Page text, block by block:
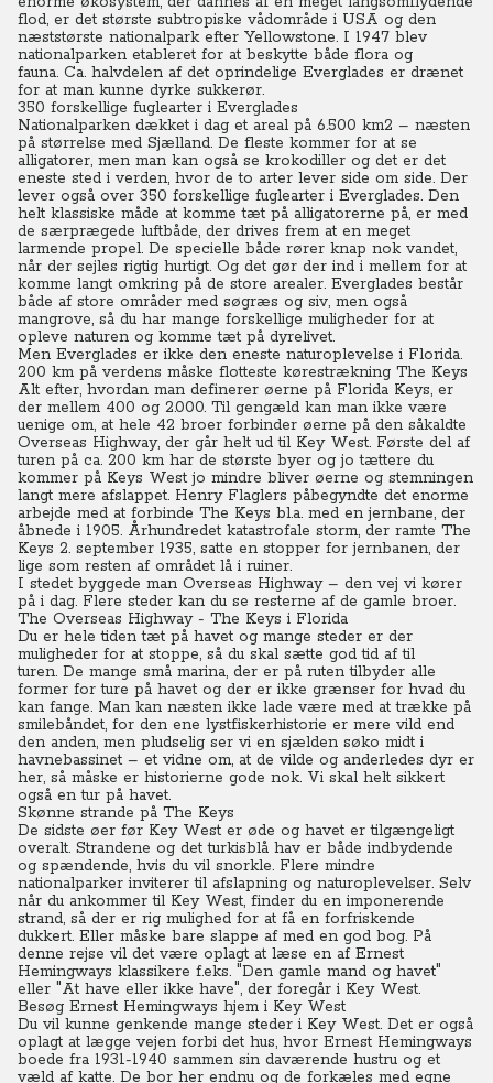
flod, er det største subtropiske vådområde i USA og den
næststørste nationalpark efter Yellowstone. I 1947 blev
nationalparken etableret for at beskytte både flora og
fauna. Ca. halvdelen af det oprindelige Everglades er drænet
for at man kunne dyrke sukkerør.
350 forskellige fuglearter i Everglades
Nationalparken dækket i dag et areal på 6.500 km2 – næsten
på størrelse med Sjælland. De fleste kommer for at se
alligatorer, men man kan også se krokodiller og det er det
eneste sted i verden, hvor de to arter lever side om side. Der
lever også over 350 forskellige fuglearter i Everglades. Den
helt klassiske måde at komme tæt på alligatorerne på, er med
de særprægede luftbåde, der drives frem at en meget
larmende propel. De specielle både rører knap nok vandet,
når der sejles rigtig hurtigt. Og det gør der ind i mellem for at
komme langt omkring på de store arealer. Everglades består
både af store områder med søgræs og siv, men også
mangrove, så du har mange forskellige muligheder for at
opleve naturen og komme tæt på dyrelivet.
Men Everglades er ikke den eneste naturoplevelse i Florida.
200 km på verdens måske flotteste kørestrækning The Keys
Alt efter, hvordan man definerer øerne på Florida Keys, er
der mellem 400 og 2.000. Til gengæld kan man ikke være
uenige om, at hele 42 broer forbinder øerne på den såkaldte
Overseas Highway, der går helt ud til Key West. Første del af
turen på ca. 200 km har de største byer og jo tættere du
kommer på Keys West jo mindre bliver øerne og stemningen
langt mere afslappet. Henry Flaglers påbegyndte det enorme
arbejde med at forbinde The Keys bl.a. med en jernbane, der
åbnede i 1905. Århundredet katastrofale storm, der ramte The
Keys 2. september 1935, satte en stopper for jernbanen, der
lige som resten af området lå i ruiner.
I stedet byggede man Overseas Highway – den vej vi kører
på i dag. Flere steder kan du se resterne af de gamle broer.
The Overseas Highway - The Keys i Florida
Du er hele tiden tæt på havet og mange steder er der
muligheder for at stoppe, så du skal sætte god tid af til
turen. De mange små marina, der er på ruten tilbyder alle
former for ture på havet og der er ikke grænser for hvad du
kan fange. Man kan næsten ikke lade være med at trække på
smilebåndet, for den ene lystfiskerhistorie er mere vild end
den anden, men pludselig ser vi en sjælden søko midt i
havnebassinet – et vidne om, at de vilde og anderledes dyr er
her, så måske er historierne gode nok. Vi skal helt sikkert
også en tur på havet.
Skønne strande på The Keys
De sidste øer før Key West er øde og havet er tilgængeligt
overalt. Strandene og det turkisblå hav er både indbydende
og spændende, hvis du vil snorkle. Flere mindre
nationalparker inviterer til afslapning og naturoplevelser. Selv
når du ankommer til Key West, finder du en imponerende
strand, så der er rig mulighed for at få en forfriskende
dukkert. Eller måske bare slappe af med en god bog. På
denne rejse vil det være oplagt at læse en af Ernest
Hemingways klassikere f.eks. "Den gamle mand og havet"
eller "At have eller ikke have", der foregår i Key West.
Besøg Ernest Hemingways hjem i Key West
Du vil kunne genkende mange steder i Key West. Det er også
oplagt at lægge vejen forbi det hus, hvor Ernest Hemingways
boede fra 1931-1940 sammen sin daværende hustru og et
væld af katte. De bor her endnu og de forkæles med egne